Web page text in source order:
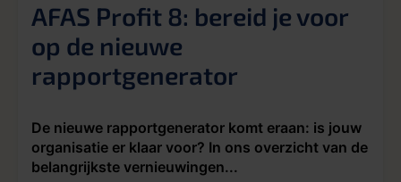
AFAS Profit 8: bereid je voor
op de nieuwe
rapportgenerator
De nieuwe rapportgenerator komt eraan: is jouw
organisatie er klaar voor? In ons overzicht van de
belangrijkste vernieuwingen...